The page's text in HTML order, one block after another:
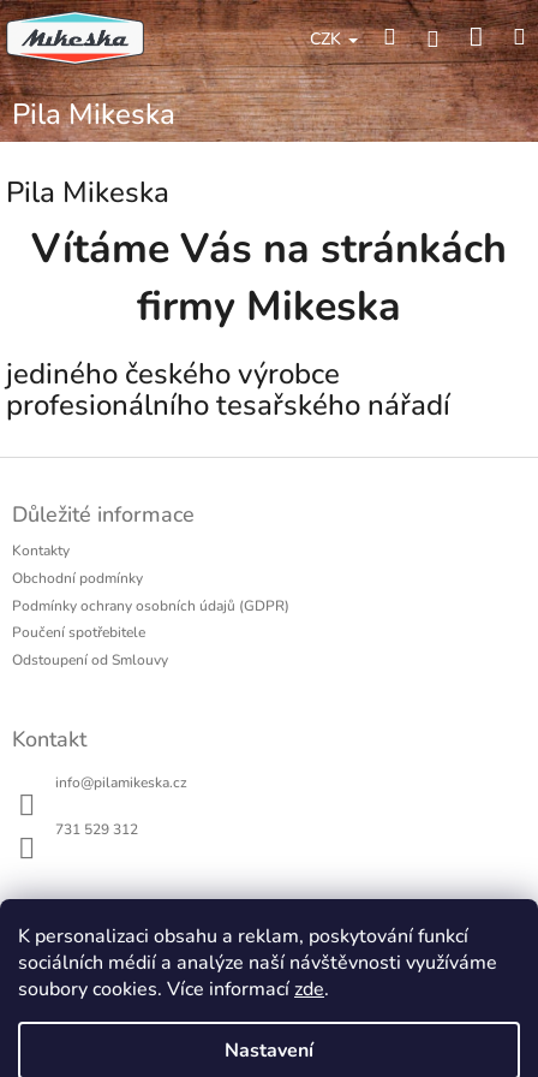
K personalizaci obsahu a reklam, poskytování funkcí
sociálních médií a analýze naší návštěvnosti využíváme
soubory cookies. Více informacízde.
Nastavení
Přejít
na
obsah
CZK HledatPřihlášení
Pila Mikeska
Pila Mikeska
Vítáme Vás na stránkách
firmy Mikeska
jediného českého výrobce
profesionálního tesařského nářadí
Důležité informace
Kontakty
Obchodní podmínky
Podmínky ochrany osobních údajů (GDPR)
Poučení spotřebitele
Odstoupení od Smlouvy
Kontakt
info@pilamikeska.cz
731 529 312
Pila Mikeska
Elektrický hoblík na dřevo